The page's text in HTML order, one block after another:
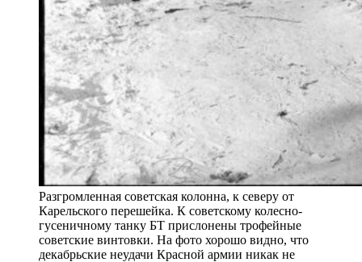
Разгромленная советская колонна, к северу от
Карельского перешейка. К советскому колесно-
гусеничному танку БТ прислонены трофейные
советские винтовки. На фото хорошо видно, что
декабрьские неудачи Красной армии никак не